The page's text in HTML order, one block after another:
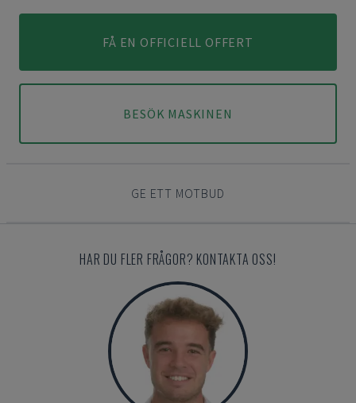
FÅ EN OFFICIELL OFFERT
BESÖK MASKINEN
GE ETT MOTBUD
HAR DU FLER FRÅGOR? KONTAKTA OSS!